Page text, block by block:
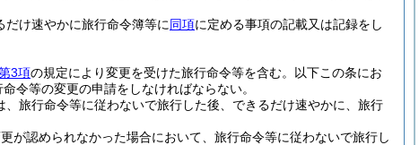
け速やかに旅行命令簿等に同項に定める事項の記載又は記録をし
3項の規定により変更を受けた旅行命令等を含む。以下この条にお
令等の変更の申請をしなければならない。
旅行命令等に従わないで旅行した後、できるだけ速やかに、旅行
が認められなかった場合において、旅行命令等に従わないで旅行し